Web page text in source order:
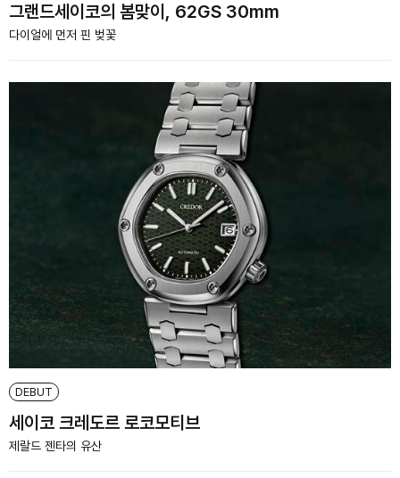
그랜드세이코의 봄맞이, 62GS 30mm
다이얼에 먼저 핀 벚꽃
DEBUT
세이코 크레도르 로코모티브
제랄드 젠타의 유산